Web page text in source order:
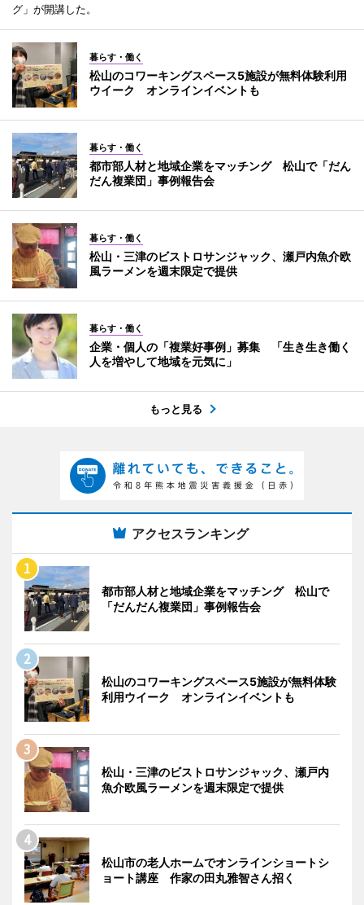
グ」が開講した。
暮らす・働く
松山のコワーキングスペース5施設が無料体験利用
ウイーク オンラインイベントも
暮らす・働く
都市部人材と地域企業をマッチング 松山で「だん
だん複業団」事例報告会
暮らす・働く
松山・三津のビストロサンジャック、瀬戸内魚介欧
風ラーメンを週末限定で提供
暮らす・働く
企業・個人の「複業好事例」募集 「生き生き働く
人を増やして地域を元気に」
もっと見る
アクセスランキング
都市部人材と地域企業をマッチング 松山で
「だんだん複業団」事例報告会
松山のコワーキングスペース5施設が無料体験
利用ウイーク オンラインイベントも
松山・三津のビストロサンジャック、瀬戸内
魚介欧風ラーメンを週末限定で提供
松山市の老人ホームでオンラインショートシ
ョート講座 作家の田丸雅智さん招く